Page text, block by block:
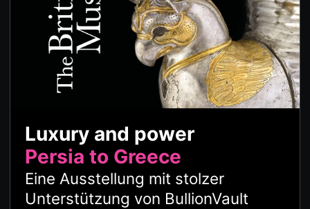
Luxury and power
Persia to Greece
Eine Ausstellung mit stolzer
Unterstützung von BullionVault